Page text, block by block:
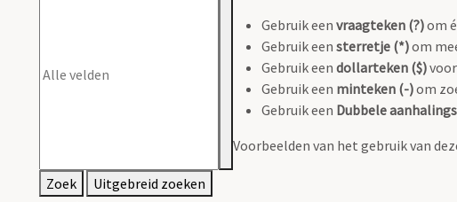
Gebruik een vraagteken (?)om
Gebruik een sterretje (*)om
Gebruik een dollarteken ($)
Gebruik een minteken (-)om
Gebruik een Dubbele
Voorbeelden van het gebruik van
Zoek Uitgebreid zoeken